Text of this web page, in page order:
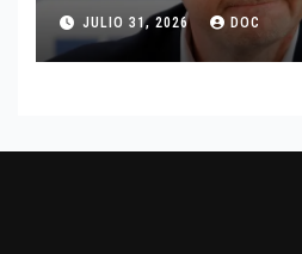
JULIO 31, 2026 DOC